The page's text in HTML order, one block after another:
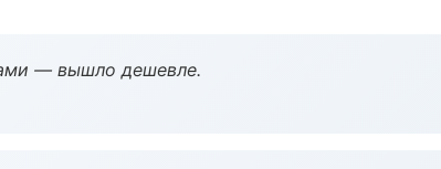
— вышло дешевле.